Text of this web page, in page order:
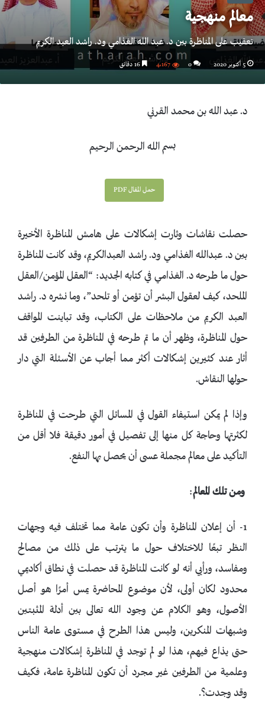
معالم منهجية
تعقيب على المناظرة بين د. عبد الله الغذامي ود. راشد العبد الكريم
5 أكتوبر 2020 0 4٬167
د. عبد الله بن محمد القرني
بسم الله الرحمن الرحيم
حمل المقال PDF
حصلت نقاشات وثارت إشكالات على هامش المناظرة الأخيرة
بين د. عبدالله الغذامي ود. راشد العبدالكريم، وقد كانت المناظرة
حول ما طرحه د. الغذامي في كتابه الجديد: “العقل المؤمن/العقل
الملحد، كيف لعقول البشر أن تؤمن أو تلحد”، وما نشره د. راشد
العبد الكريم من ملاحظات على الكتاب، وقد تباينت المواقف
حول المناظرة، وظهر أن ما تم طرحه في المناظرة من الطرفين قد
أثار عند كثيرين إشكالات أكثر مما أجاب عن الأسئلة التي دار
حولها النقاش.
وإذا لم يمكن استيفاء القول في المسائل التي طرحت في المناظرة
لكثرتها وحاجة كل منها إلى تفصيل في أمور دقيقة فلا أقل من
التأكيد على معالم مجملة عسى أن يحصل بها النفع.
ومن تلك المعالم:
1- أن إعلان المناظرة وأن تكون عامة مما تختلف فيه وجهات
النظر تبعًا للاختلاف حول ما يترتب على ذلك من مصالح
ومفاسد، ورأيي أنه لو كانت المناظرة قد حصلت في نطاق أكاديمي
محدود لكان أولى، لأن موضوع المحاضرة يمس أمرًا هو أصل
الأصول، وهو الكلام عن وجود الله تعالى بين أدلة المثبتين
وشبهات المنكرين، وليس هذا الطرح في مستوى عامة الناس
حتى يذاع فيهم، هذا لو لم توجد في المناظرة إشكالات منهجية
وعلمية من الطرفين غير مجرد أن تكون المناظرة عامة، فكيف
وقد وجدت؟.